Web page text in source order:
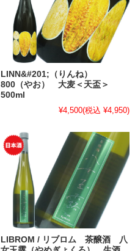
LINN&#201;（りんね）
800（やお） 大麦＜天盃＞
500ml
¥4,500(税込 ¥4,950)
LIBROM / リブロム 茶醸酒 八